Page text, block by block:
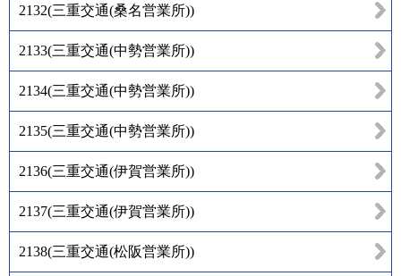
2132(三重交通(桑名営業所))
2133(三重交通(中勢営業所))
2134(三重交通(中勢営業所))
2135(三重交通(中勢営業所))
2136(三重交通(伊賀営業所))
2137(三重交通(伊賀営業所))
2138(三重交通(松阪営業所))